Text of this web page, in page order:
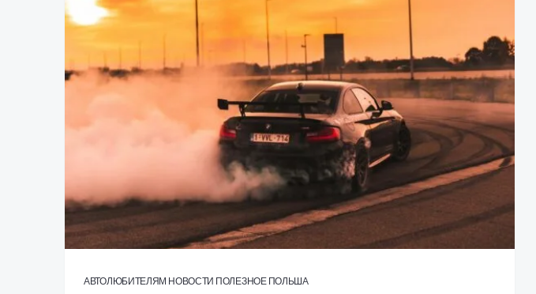
АВТОЛЮБИТЕЛЯМ НОВОСТИ ПОЛЕЗНОЕ ПОЛЬША